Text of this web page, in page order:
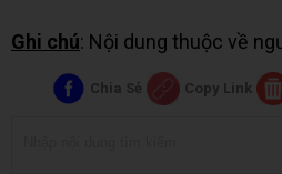
Ghi chú: Nội dung thuộc về
Chia Sẻ Copy Link